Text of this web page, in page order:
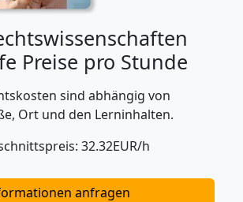
Preise pro Stunde
sind abhängig von
Ort und den Lerninhalten.
32.32EUR/h
anfragen